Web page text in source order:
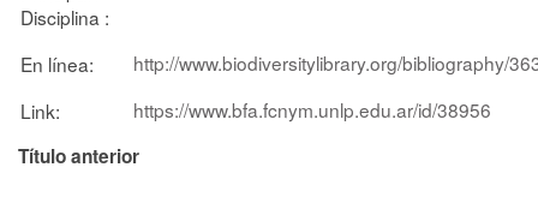
Disciplina :
En línea:
http://www.biodiversitylibrary.org/bibliography/
Link:
https://www.bfa.fcnym.unlp.edu.ar/id/38956
Título anterior